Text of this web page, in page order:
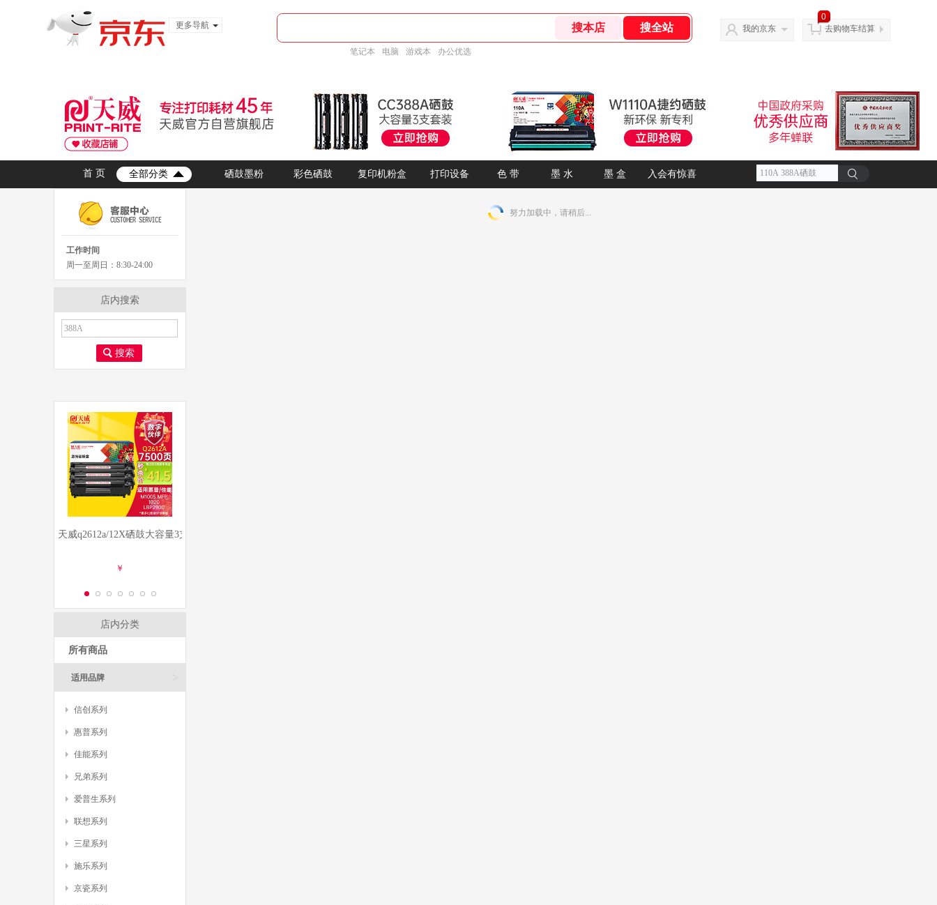
更多导航
笔记本 电脑 游戏本 办公优选
我的京东
0
去购物车结算
首 页 全部分类 硒鼓墨粉 彩色硒鼓 复印机粉盒 打印设备 入会有惊喜
色 带 墨 水 墨 盒
工作时间
周一至周日：8:30-24:00
店内搜索
搜索
天威q2612a/12X硒鼓大容量3支装 适用惠普1020硒鼓 hp m1005 1020plus 1010 1018 佳能lbp2900打印机墨盒
￥
立即购买
店内分类
所有商品
适用品牌
信创系列
惠普系列
佳能系列
兄弟系列
爱普生系列
联想系列
三星系列
施乐系列
京瓷系列
努力加载中，请稍后...